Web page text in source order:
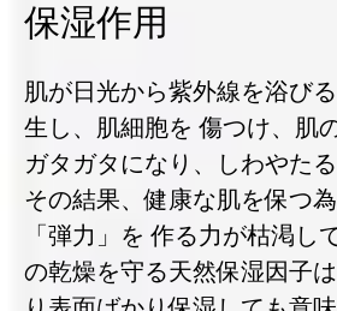
保湿作用
肌が日光から紫外線を浴び
生し、肌細胞を 傷つけ、肌
ガタガタになり、しわやた
その結果、健康な肌を保つ
「弾力」を 作る力が枯渇し
の乾燥を守る天然保湿因子